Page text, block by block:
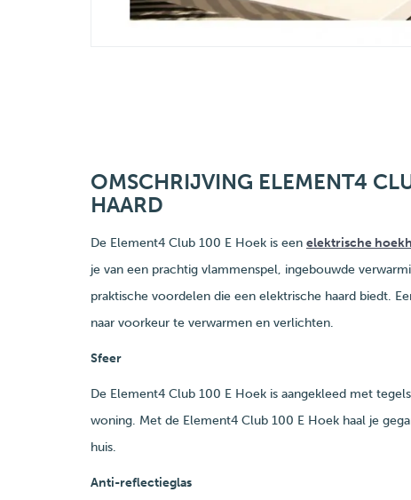
OMSCHRIJVING ELEMENT4
HAARD
De Element4 Club 100 E Hoek is een elektrische
je van een prachtig vlammenspel, ingebouwde
praktische voordelen die een elektrische haard biedt.
naar voorkeur te verwarmen en verlichten.
Sfeer
De Element4 Club 100 E Hoek is aangekleed met
woning. Met de Element4 Club 100 E Hoek haal je
huis.
Anti-reflectieglas